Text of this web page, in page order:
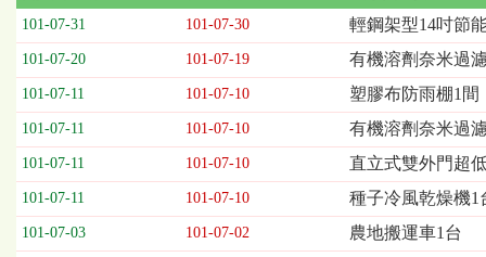
招
標
採
購
列
表，
欄
位
依
序
101-07-31 101-07-30 輕鋼架型14吋節
101-07-20 101-07-19 有機溶劑奈米過
101-07-11 101-07-10 塑膠布防雨棚1間
101-07-11 101-07-10 有機溶劑奈米過
101-07-11 101-07-10 直立式雙外門超
101-07-11 101-07-10 種子冷風乾燥機1
101-07-03 101-07-02 農地搬運車1台